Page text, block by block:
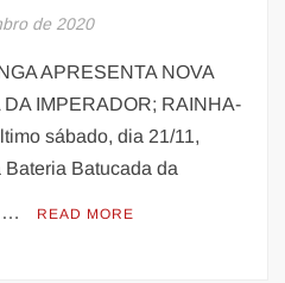
de 2020
APRESENTA NOVA
IMPERADOR; RAINHA-
sábado, dia 21/11,
Bateria Batucada da
… READ MORE